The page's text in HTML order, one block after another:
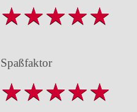
Spaßfaktor